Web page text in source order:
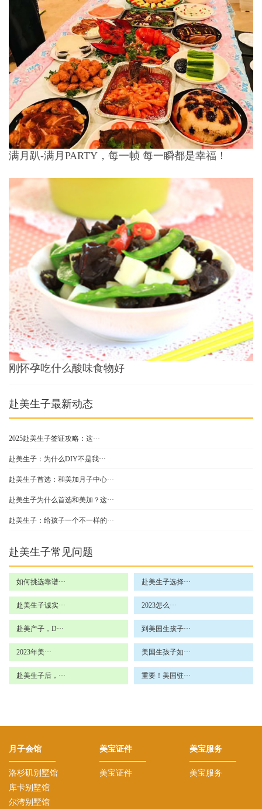
满月趴-满月PARTY，每一帧 每一瞬都是幸福！
刚怀孕吃什么酸味食物好
赴美生子最新动态
2025赴美生子签证攻略：这···
赴美生子：为什么DIY不是我···
赴美生子首选：和美加月子中心···
赴美生子为什么首选和美加？这···
赴美生子：给孩子一个不一样的···
赴美生子常见问题
如何挑选靠谱··· 赴美生子选择···
赴美生子诚实··· 2023怎么···
赴美产子，D··· 到美国生孩子···
2023年美··· 美国生孩子如···
赴美生子后，··· 重要！美国驻···
月子会馆
洛杉矶别墅馆
库卡别墅馆
尔湾别墅馆
美宝证件
美宝证件
美宝服务
美宝服务